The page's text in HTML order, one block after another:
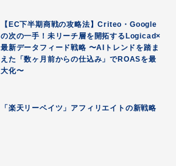
その他
データフィード最適化
【EC下半期商戦の攻略法】Criteo・Google
の次の一手！未リーチ層を開拓するLogicad×
最新データフィード戦略 〜AIトレンドを踏ま
えた「数ヶ月前からの仕込み」でROASを最
大化〜
「楽天リーベイツ」アフィリエイトの新戦略